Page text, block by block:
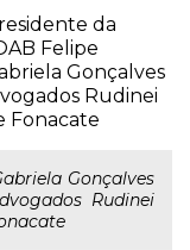
da
Felipe
Gonçalves
Rudinei
Fonacate
Gonçalves
Rudinei